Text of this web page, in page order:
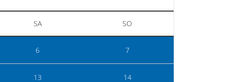
SA SO
6 7
13 14